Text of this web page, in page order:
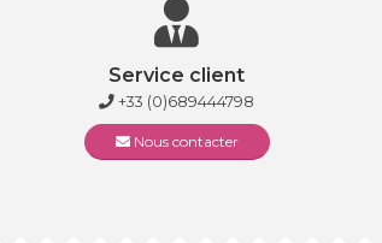
Service client
+33 (0)689444798
Nous contacter